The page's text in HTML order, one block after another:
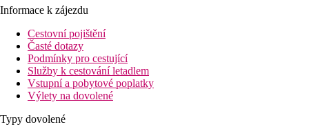
Informace k zájezdu
Cestovní pojištění
Časté dotazy
Podmínky pro cestující
Služby k cestování letadlem
Vstupní a pobytové poplatky
Výlety na dovolené
Typy dovolené